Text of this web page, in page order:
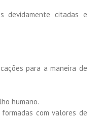
devidamente citadas e
para a maneira de
humano.
com valores de